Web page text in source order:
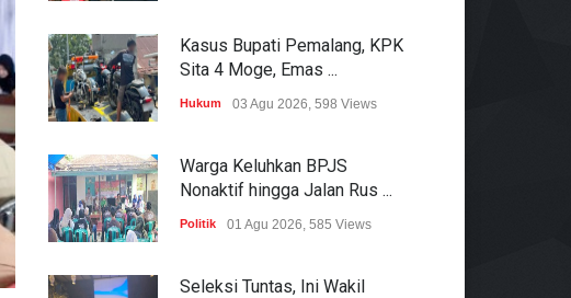
Kasus Bupati Pemalang, KPK
Sita 4 Moge, Emas ...
Hukum 03 Agu 2026, 598 Views
Warga Keluhkan BPJS
Nonaktif hingga Jalan Rus ...
Politik 01 Agu 2026, 585 Views
Seleksi Tuntas, Ini Wakil